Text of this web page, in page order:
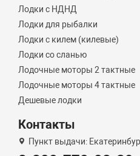
Лодки с НДНД
Лодки для рыбалки
Лодки с килем (килевые)
Лодки со сланью
Лодочные моторы 2 тактные
Лодочные моторы 4 тактные
Дешевые лодки
Контакты
Пункт выдачи: